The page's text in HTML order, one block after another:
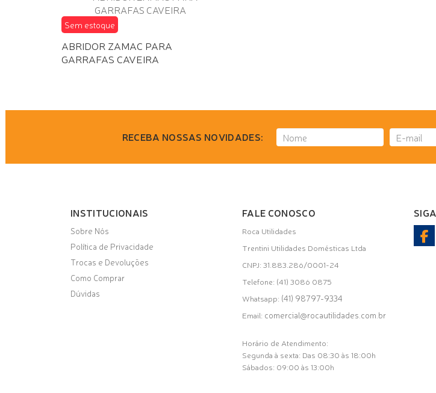
Sem estoque
ABRIDOR ZAMAC PARA
GARRAFAS CAVEIRA
RECEBA NOSSAS NOVIDADES:
INSTITUCIONAIS
Sobre Nós
Política de Privacidade
Trocas e Devoluções
Como Comprar
Dúvidas
FALE CONOSCO
Roca Utilidades
Trentini Utilidades Domésticas Ltda
CNPJ: 31.883.286/0001-24
Telefone: (41) 3086 0875
Whatsapp: (41) 98797-9334
Email: comercial@rocautilidades.com.br
Horário de Atendimento:
Segunda à sexta: Das 08:30 às 18:00h
Sábados: 09:00 às 13:00h